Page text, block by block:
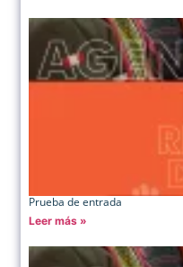
Prueba de entrada
Leer más »